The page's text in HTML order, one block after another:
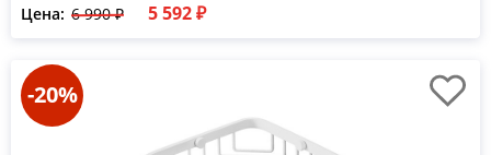
Цена: 6 990 ₽ 5 592 ₽
-20%